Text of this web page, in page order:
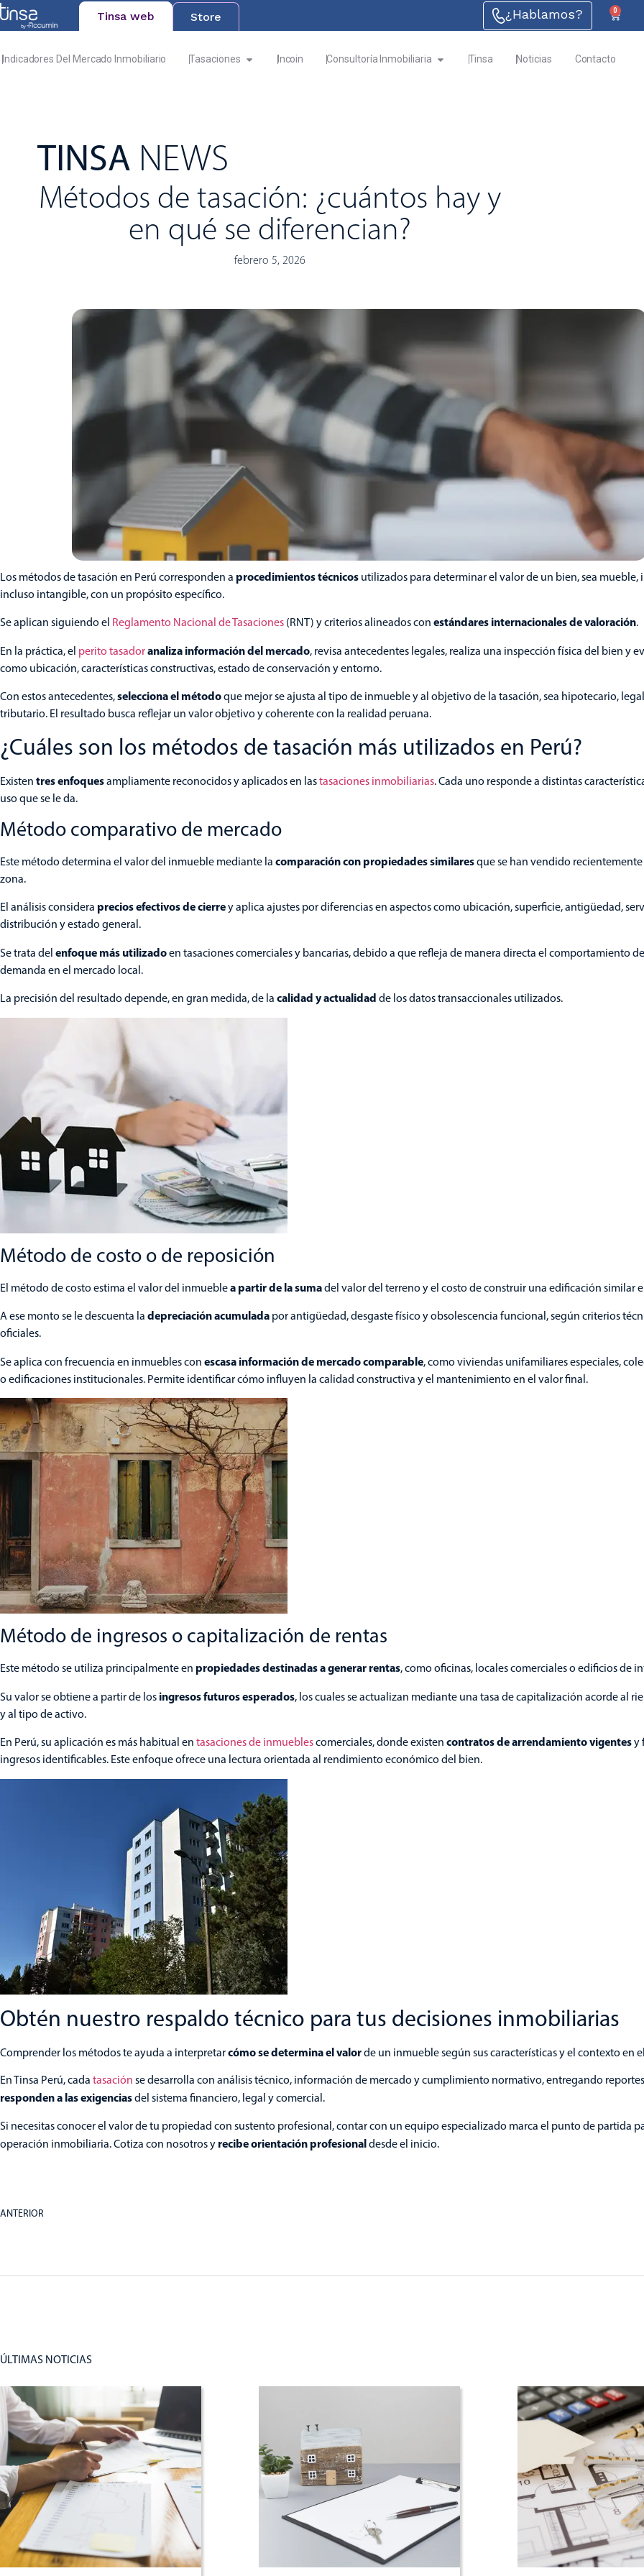
Tinsa web Store ¿Hablamos? 0
Indicadores Del Mercado Inmobiliario Tasaciones Incoin Consultoría Inmobiliaria Tinsa Noticias Contacto
TINSA NEWS
Métodos de tasación: ¿cuántos hay y
en qué se diferencian?
febrero 5, 2026
Los métodos de tasación en Perú corresponden a procedimientos técnicos utilizados para determinar el valor de un bien, sea mueble,
incluso intangible, con un propósito específico.
Se aplican siguiendo el Reglamento Nacional de Tasaciones (RNT) y criterios alineados con estándares internacionales de valoración.
En la práctica, el perito tasadoranaliza información del mercado, revisa antecedentes legales, realiza una inspección física del bien y
como ubicación, características constructivas, estado de conservación y entorno.
Con estos antecedentes,selecciona el métodoque mejor se ajusta al tipo de inmueble y al objetivo de la tasación, sea hipotecario,
tributario. El resultado busca reflejar un valor objetivo y coherente con la realidad peruana.
¿Cuáles son los métodos de tasación más utilizados en Perú?
Existen tres enfoquesampliamente reconocidos y aplicados en lastasaciones inmobiliarias. Cada uno responde a distintas
uso que se le da.
Método comparativo de mercado
Este método determina el valor del inmueble mediante la comparación con propiedades similaresque se han vendido recientemente
zona.
El análisis considera precios efectivos de cierrey aplica ajustes por diferencias en aspectos como ubicación, superficie, antigüedad,
distribución y estado general.
Se trata del enfoque más utilizadoen tasaciones comerciales y bancarias, debido a que refleja de manera directa el comportamiento
demanda en el mercado local.
La precisión del resultado depende, en gran medida, de la calidad y actualidad de los datos transaccionales utilizados.
Método de costo o de reposición
El método de costo estima el valor del inmueblea partir de la sumadel valor del terreno y el costo de construir una edificación similar
A ese monto se le descuenta la depreciación acumulada por antigüedad, desgaste físico y obsolescencia funcional, según criterios
oficiales.
Se aplica con frecuencia en inmuebles con escasa información de mercado comparable, como viviendas unifamiliares especiales,
o edificaciones institucionales. Permite identificar cómo influyen la calidad constructiva y el mantenimiento en el valor final.
Método de ingresos o capitalización de rentas
Este método se utiliza principalmente en propiedades destinadas a generar rentas, como oficinas, locales comerciales o edificios de
Su valor se obtiene a partir de los ingresos futuros esperados, los cuales se actualizan mediante una tasa de capitalización acorde al
y al tipo de activo.
En Perú, su aplicación es más habitual en tasaciones de inmueblescomerciales, donde existen contratos de arrendamiento vigentesy
ingresos identificables. Este enfoque ofrece una lectura orientada al rendimiento económico del bien.
Obtén nuestro respaldo técnico para tus decisiones inmobiliarias
Comprender los métodos te ayuda a interpretarcómo se determina el valorde un inmueble según sus características y el contexto en
En Tinsa Perú, cada tasación se desarrolla con análisis técnico, información de mercado y cumplimiento normativo, entregando
responden a las exigenciasdel sistema financiero, legal y comercial.
Si necesitas conocer el valor de tu propiedad con sustento profesional, contar con un equipo especializado marca el punto de partida
operación inmobiliaria. Cotiza con nosotros y recibe orientación profesionaldesde el inicio.
ANTERIOR
ÚLTIMAS NOTICIAS